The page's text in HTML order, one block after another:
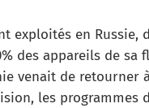
exploités en
des appareils de
venait de retourner
les programmes